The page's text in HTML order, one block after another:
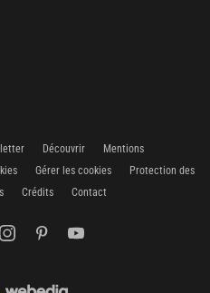
Découvrir
Mentions
Gérer les cookies
Protection des
Crédits Contact